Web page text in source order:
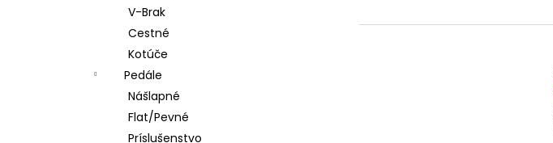
V-Brak
Cestné
Kotúče
Pedále
Nášlapné
Flat/Pevné
Príslušenstvo